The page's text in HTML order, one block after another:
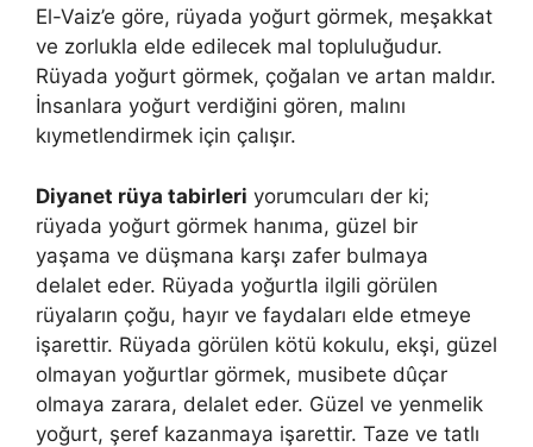
El-Vaiz’e göre, rüyada yoğurt görmek, meşakkat
ve zorlukla elde edilecek mal topluluğudur.
Rüyada yoğurt görmek, çoğalan ve artan maldır.
İnsanlara yoğurt verdiğini gören, malını
kıymetlendirmek için çalışır.
Diyanet rüya tabirleri yorumcuları der ki;
rüyada yoğurt görmek hanıma, güzel bir
yaşama ve düşmana karşı zafer bulmaya
delalet eder. Rüyada yoğurtla ilgili görülen
rüyaların çoğu, hayır ve faydaları elde etmeye
işarettir. Rüyada görülen kötü kokulu, ekşi, güzel
olmayan yoğurtlar görmek, musibete dûçar
olmaya zarara, delalet eder. Güzel ve yenmelik
yoğurt, şeref kazanmaya işarettir. Taze ve tatlı